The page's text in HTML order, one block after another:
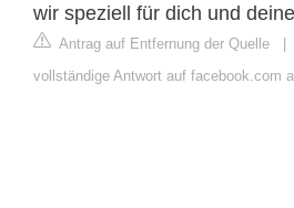
wir speziell für dich und
Antrag auf Entfernung der Quelle |
vollständige Antwort auf facebook.com